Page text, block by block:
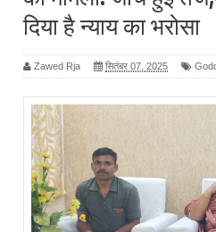
दिया है न्याय का भरोसा
Zawed Rja सितंबर 07, 2025